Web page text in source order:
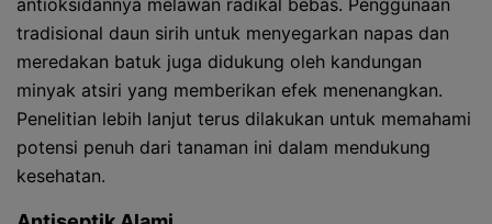
antioksidannya melawan radikal bebas. Penggunaan
tradisional daun sirih untuk menyegarkan napas dan
meredakan batuk juga didukung oleh kandungan
minyak atsiri yang memberikan efek menenangkan.
Penelitian lebih lanjut terus dilakukan untuk memahami
potensi penuh dari tanaman ini dalam mendukung
kesehatan.